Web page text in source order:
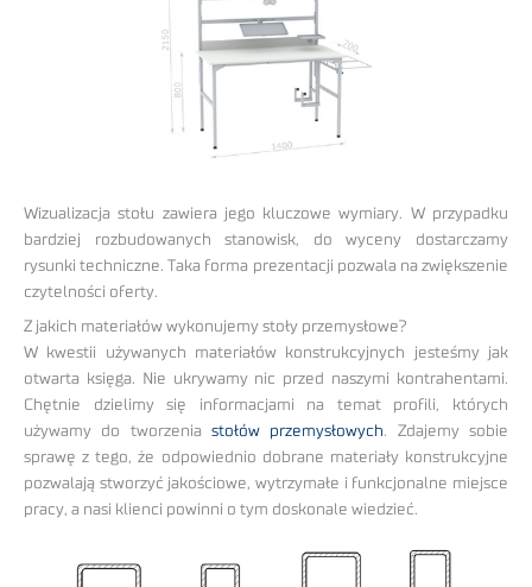
Wizualizacja stołu zawiera jego kluczowe wymiary. W przypadku
bardziej rozbudowanych stanowisk, do wyceny dostarczamy
rysunki techniczne. Taka forma prezentacji pozwala na zwiększenie
czytelności oferty.
Z jakich materiałów wykonujemy stoły przemysłowe?
W kwestii używanych materiałów konstrukcyjnych jesteśmy jak
otwarta księga. Nie ukrywamy nic przed naszymi kontrahentami.
Chętnie dzielimy się informacjami na temat profili, których
używamy do tworzenia stołów przemysłowych. Zdajemy sobie
sprawę z tego, że odpowiednio dobrane materiały konstrukcyjne
pozwalają stworzyć jakościowe, wytrzymałe i funkcjonalne miejsce
pracy, a nasi klienci powinni o tym doskonale wiedzieć.